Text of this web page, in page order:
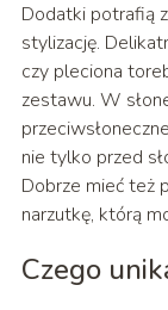
Dodatki potrafią
stylizację.
czy pleciona
zestawu. W
nie tylko przed
Dobrze mieć też
narzutkę, którą
Czego